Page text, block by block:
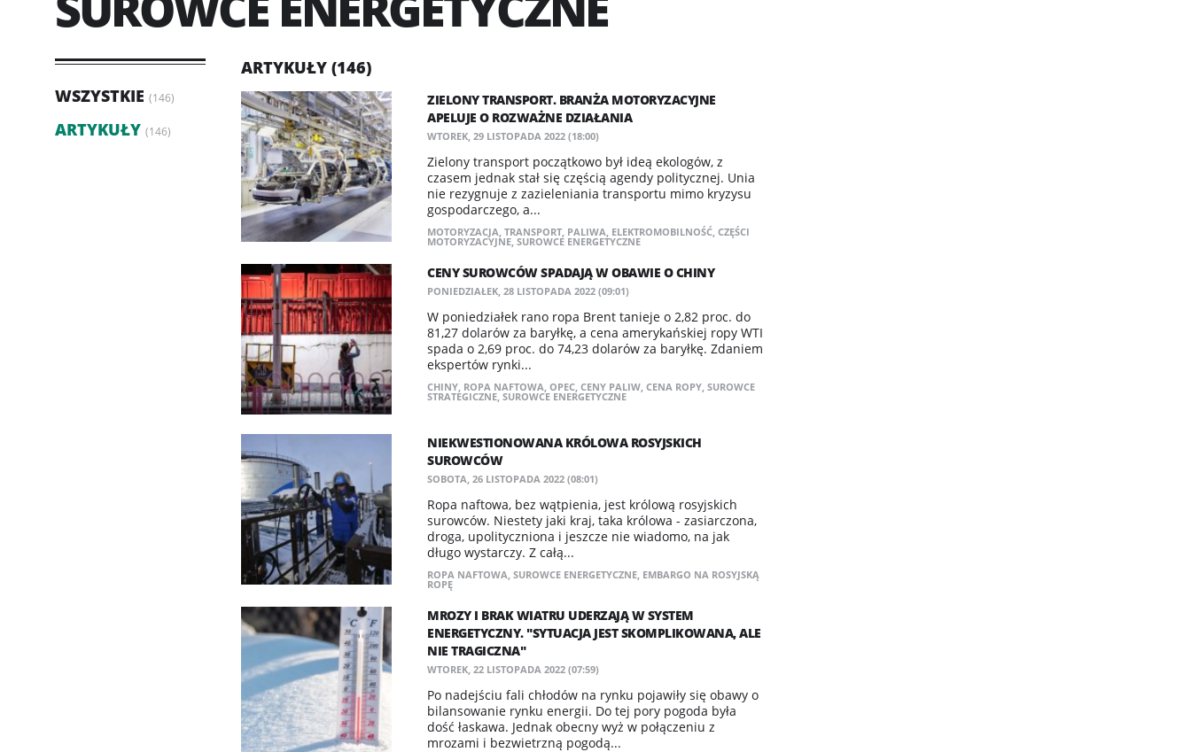
WSZYSTKIE (146)
ARTYKUŁY (146)
ARTYKUŁY (146)
ZIELONY TRANSPORT. BRANŻA MOTORYZACYJNE
APELUJE O ROZWAŻNE DZIAŁANIA
WTOREK, 29 LISTOPADA 2022 (18:00)
Zielony transport początkowo był ideą ekologów, z
czasem jednak stał się częścią agendy politycznej. Unia
nie rezygnuje z zazieleniania transportu mimo kryzysu
gospodarczego, a...
MOTORYZACJA, TRANSPORT, PALIWA, ELEKTROMOBILNOŚĆ, CZĘŚCI
MOTORYZACYJNE, SUROWCE ENERGETYCZNE
CENY SUROWCÓW SPADAJĄ W OBAWIE O CHINY
PONIEDZIAŁEK, 28 LISTOPADA 2022 (09:01)
W poniedziałek rano ropa Brent tanieje o 2,82 proc. do
81,27 dolarów za baryłkę, a cena amerykańskiej ropy WTI
spada o 2,69 proc. do 74,23 dolarów za baryłkę. Zdaniem
ekspertów rynki...
CHINY, ROPA NAFTOWA, OPEC, CENY PALIW, CENA ROPY, SUROWCE
STRATEGICZNE, SUROWCE ENERGETYCZNE
NIEKWESTIONOWANA KRÓLOWA ROSYJSKICH
SUROWCÓW
SOBOTA, 26 LISTOPADA 2022 (08:01)
Ropa naftowa, bez wątpienia, jest królową rosyjskich
surowców. Niestety jaki kraj, taka królowa - zasiarczona,
droga, upolityczniona i jeszcze nie wiadomo, na jak
długo wystarczy. Z całą...
ROPA NAFTOWA, SUROWCE ENERGETYCZNE, EMBARGO NA ROSYJSKĄ
ROPĘ
MROZY I BRAK WIATRU UDERZAJĄ W SYSTEM
ENERGETYCZNY. "SYTUACJA JEST SKOMPLIKOWANA, ALE
NIE TRAGICZNA"
WTOREK, 22 LISTOPADA 2022 (07:59)
Po nadejściu fali chłodów na rynku pojawiły się obawy o
bilansowanie rynku energii. Do tej pory pogoda była
dość łaskawa. Jednak obecny wyż w połączeniu z
mrozami i bezwietrzną pogodą...